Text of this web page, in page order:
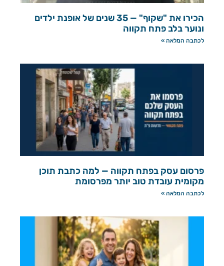
הכירו את "שקוף" — 35 שנים של אופנת ילדים
ונוער בלב פתח תקווה
לכתבה המלאה »
פרסום עסק בפתח תקווה — למה כתבת תוכן
מקומית עובדת טוב יותר מפרסומת
לכתבה המלאה »